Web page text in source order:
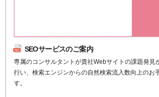
SEOサービスのご案内
専属のコンサルタントが貴社Webサイトの課題発見
行い、検索エンジンからの自然検索流入数向上のお
す。